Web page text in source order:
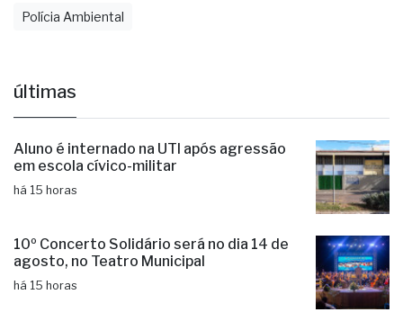
Polícia Ambiental
últimas
Aluno é internado na UTI após agressão
em escola cívico-militar
há 15 horas
10º Concerto Solidário será no dia 14 de
agosto, no Teatro Municipal
há 15 horas